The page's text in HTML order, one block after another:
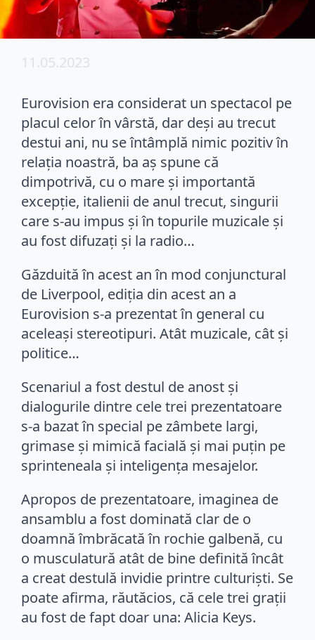
11.05.2023
Eurovision era considerat un spectacol pe
placul celor în vârstă, dar deși au trecut
destui ani, nu se întâmplă nimic pozitiv în
relația noastră, ba aș spune că
dimpotrivă, cu o mare și importantă
excepție, italienii de anul trecut, singurii
care s-au impus și în topurile muzicale și
au fost difuzați și la radio…
Găzduită în acest an în mod conjunctural
de Liverpool, ediția din acest an a
Eurovision s-a prezentat în general cu
aceleași stereotipuri. Atât muzicale, cât și
politice…
Scenariul a fost destul de anost și
dialogurile dintre cele trei prezentatoare
s-a bazat în special pe zâmbete largi,
grimase și mimică facială și mai puțin pe
sprinteneala și inteligența mesajelor.
Apropos de prezentatoare, imaginea de
ansamblu a fost dominată clar de o
doamnă îmbrăcată în rochie galbenă, cu
o musculatură atât de bine definită încât
a creat destulă invidie printre culturiști. Se
poate afirma, răutăcios, că cele trei grații
au fost de fapt doar una: Alicia Keys.